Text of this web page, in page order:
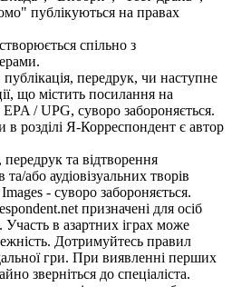
публікуються на правах
спільно з
передрук, чи наступне
що містить посилання на
/ UPG, суворо забороняється.
в розділі Я-Корреспондент є автор
та відтворення
або аудіовізуальних творів
- суворо забороняється.
призначені для осіб
в азартних іграх може
Дотримуйтесь правил
гри. При виявленні перших
зверніться до спеціаліста.